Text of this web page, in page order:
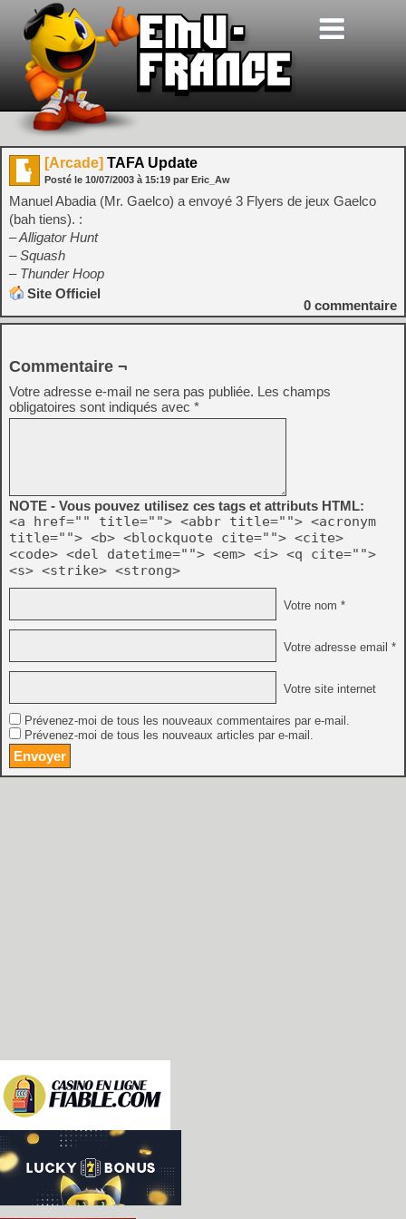
[Arcade] TAFA Update
Posté le 10/07/2003 à 15:19 par Eric_Aw
Manuel Abadia (Mr. Gaelco) a envoyé 3 Flyers de jeux Gaelco
(bah tiens). :
– Alligator Hunt
– Squash
– Thunder Hoop
Site Officiel
0 commentaire
Commentaire ¬
Votre adresse e-mail ne sera pas publiée. Les champs
obligatoires sont indiqués avec *
NOTE - Vous pouvez utilisez ces tags et attributs HTML:
<a href="" title=""> <abbr title=""> <acronym
title=""> <b> <blockquote cite=""> <cite>
<code> <del datetime=""> <em> <i> <q cite="">
<s> <strike> <strong>
Votre nom *
Votre adresse email *
Votre site internet
Prévenez-moi de tous les nouveaux commentaires par e-mail.
Prévenez-moi de tous les nouveaux articles par e-mail.